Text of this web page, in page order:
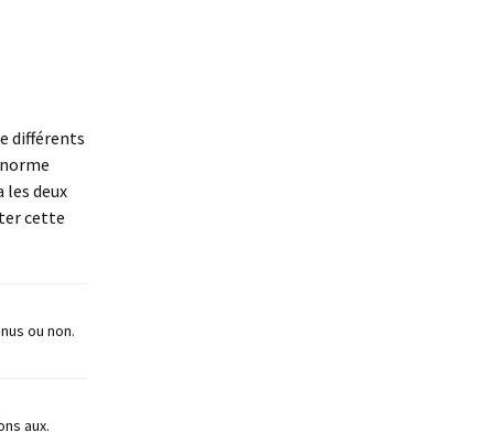
différents
deux
cette
ou non.
aux.